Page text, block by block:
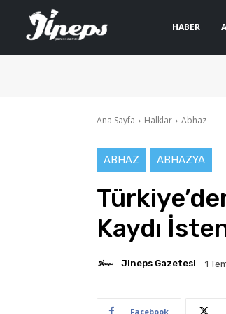
HABER
Ana Sayfa Halklar Abhaz
ABHAZ ABHAZYA
Kaydı
Jineps Gazetesi 1
Facebook